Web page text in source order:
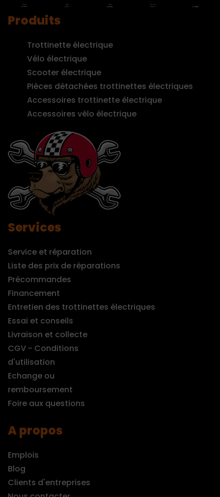
Produits
Trottinette électrique
Vélo électrique
Scooter électrique
Pièces détachées trottinettes électriques
Accessoires trottinette électrique
Accessoires vélo électrique
Services
Service et réparation
Liste des prix de réparations
Précommandes
Financement
Entretien des trottinettes électriques
Essai et conseils
Livraison et collecte
CGV - Conditions
d'utilisation
Echange ou
remboursement
Foire aux questions
A propos
Emplois
Blog
Clients d'entreprises